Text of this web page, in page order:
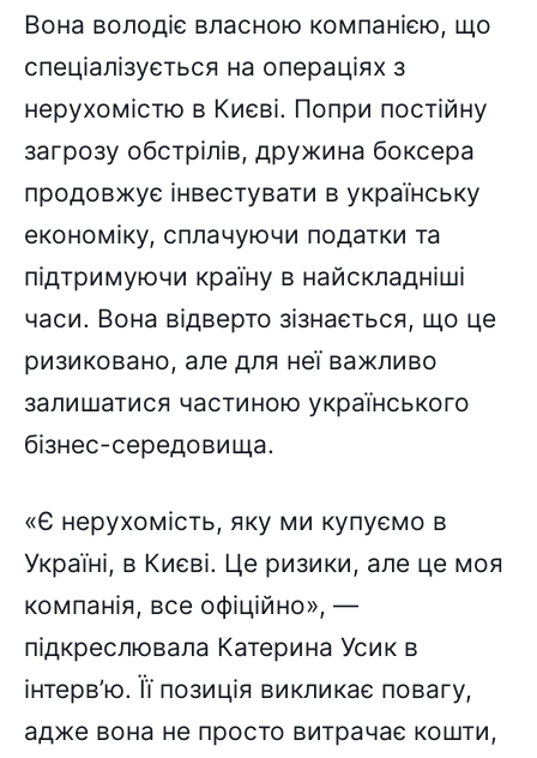
Вона володіє власною компанією, що
спеціалізується на операціях з
нерухомістю в Києві. Попри постійну
загрозу обстрілів, дружина боксера
продовжує інвестувати в українську
економіку, сплачуючи податки та
підтримуючи країну в найскладніші
часи. Вона відверто зізнається, що це
ризиковано, але для неї важливо
залишатися частиною українського
бізнес-середовища.
«Є нерухомість, яку ми купуємо в
Україні, в Києві. Це ризики, але це моя
компанія, все офіційно», —
підкреслювала Катерина Усик в
інтерв’ю. Її позиція викликає повагу,
адже вона не просто витрачає кошти,